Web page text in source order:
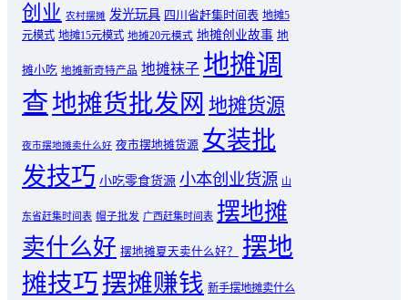
创业 农村摆摊 发光玩具 四川省赶集时间表 地摊5
元模式 地摊15元模式 地摊20元模式 地摊创业故事 地
摊小吃 地摊新奇特产品 地摊袜子 地摊调
查地摊货批发网 地摊货源
夜市摆地摊卖什么好 夜市摆地摊货源 女装批
发技巧 小吃零食货源 小本创业货源 山
东省赶集时间表 帽子批发 广西赶集时间表 摆地摊
卖什么好 摆地摊夏天卖什么好？
摆地
摊技巧摆摊赚钱 新手摆地摊卖什么